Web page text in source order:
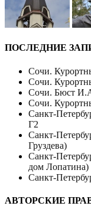
ПОСЛЕДНИЕ
Сочи.
Сочи.
Сочи. Бюст
Сочи.
Санкт-
Г2
Санкт-
Груздева)
Санкт-
дом Лопатина)
Санкт-
АВТОРСКИЕ